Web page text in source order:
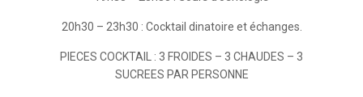
20h30 – 23h30 : Cocktail dinatoire et échanges.
PIECES COCKTAIL : 3 FROIDES – 3 CHAUDES – 3
SUCREES PAR PERSONNE